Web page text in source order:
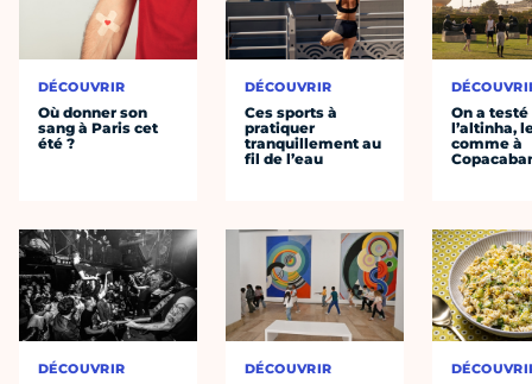
DÉCOUVRIR
Où donner son
sang à Paris cet
été ?
DÉCOUVRIR
DÉCOUVRIR
Ces sports à
pratiquer
tranquillement au
fil de l’eau
DÉCOUVRIR
On a testé
l’altinha,
comme à